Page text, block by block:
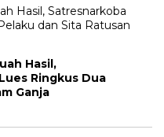
Hasil,
Ringkus Dua
Ganja